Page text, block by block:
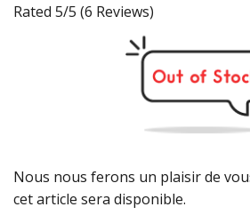
Rated 5/5 (6 Reviews)
Nous nous ferons un plaisir de
cet article sera disponible.